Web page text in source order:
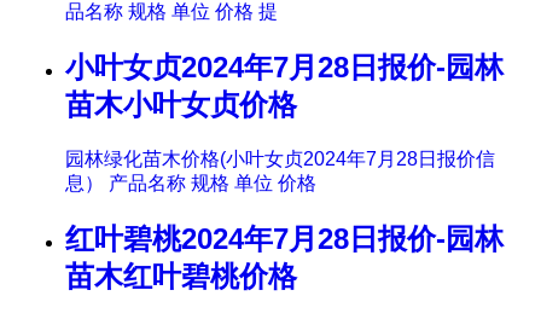
品名称 规格 单位 价格 提
小叶女贞2024年7月28日报价-园林
苗木小叶女贞价格
园林绿化苗木价格(小叶女贞2024年7月28日报价信
息） 产品名称 规格 单位 价格
红叶碧桃2024年7月28日报价-园林
苗木红叶碧桃价格